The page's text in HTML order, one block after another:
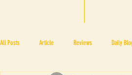
All Posts Article Reviews Daily